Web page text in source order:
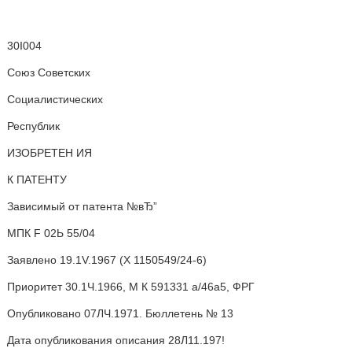
30I004
Союз Советских
Социалистических
Республик
ИЗОБРЕТЕН ИЯ
К ПАТЕНТУ
Зависимый от патента №вЂ”
МПК F 02Ь 55/04
Заявлено 19.1V.1967 (X 1150549/24-6)
Приоритет 30.1Ч.1966, М К 591331 а/46а5, ФРГ
Опубликовано 07ЛЧ.1971. Бюллетень № 13
Дата опубликования описания 28Л11.197!